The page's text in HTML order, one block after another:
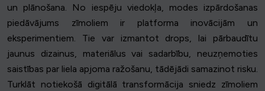
un plānošana. No iespēju viedokļa, modes izpārdošanas
piedāvājums zīmoliem ir platforma inovācijām un
eksperimentiem. Tie var izmantot drops, lai pārbaudītu
jaunus dizainus, materiālus vai sadarbību, neuzņemoties
saistības par liela apjoma ražošanu, tādējādi samazinot risku.
Turklāt notiekošā digitālā transformācija sniedz zīmoliem